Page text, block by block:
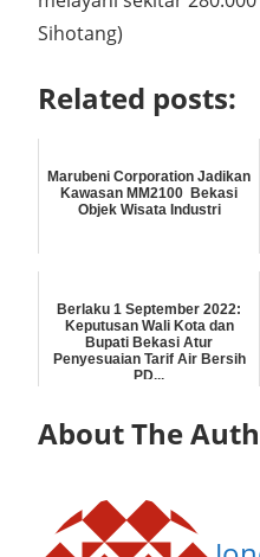
Sihotang)
Related posts:
Marubeni Corporation Jadikan
Kawasan MM2100 Bekasi
Objek Wisata Industri
Berlaku 1 September 2022:
Keputusan Wali Kota dan
Bupati Bekasi Atur
Penyesuaian Tarif Air Bersih
PD...
About The